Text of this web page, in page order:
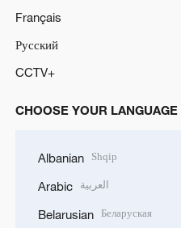
Français
Русский
CCTV+
CHOOSE YOUR LANGUAGE
Albanian Shqip
Arabic العربية
Belarusian Беларуская